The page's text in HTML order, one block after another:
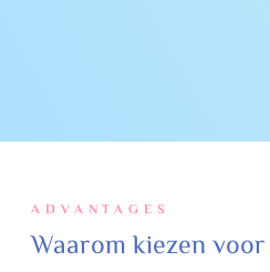
ADVANTAGES
Waarom kiezen